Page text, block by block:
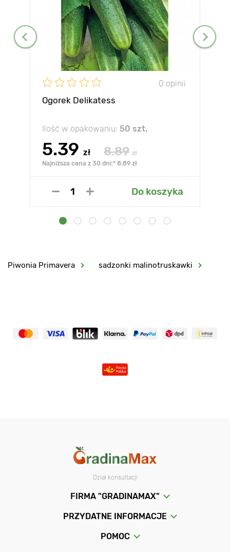
0 opinii
Ogorek Delikatess
Ilość w opakowaniu: 50 szt.
5.39 zł 8.89 zł
Najniższa cena z 30 dni:* 8.89 zł
Do koszyka
Piwonia Primavera sadzonki malinotruskawki
Dział konsultacji
FIRMA "GRADINAMAX"
PRZYDATNE INFORMACJE
POMOC